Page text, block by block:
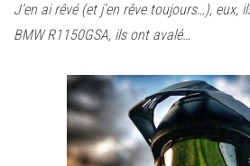
J’en ai rêvé (et j’en rêve toujours…), eux,
BMW R1150GSA, ils ont avalé…